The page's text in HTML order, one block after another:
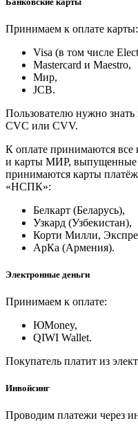
Принимаем к оплате карты:
Visa (в том числе
Masterсard и Maestro,
Мир,
JCB.
Пользователю нужно
CVC или CVV.
К оплате принимаются
и карты МИР,
принимаются карты
«НСПК»:
Белкарт (Беларусь),
Узкард (Узбекистан),
Корти Милли,
АрКа (Армения).
Электронные деньги
Принимаем к оплате:
ЮMoney,
QIWI Wallet.
Покупатель платит из
Инвойсинг
Проводим платежи через